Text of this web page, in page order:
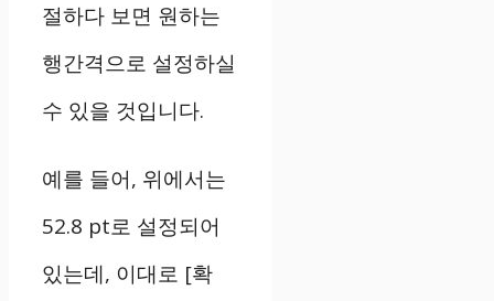
절하다 보면 원하는
행간격으로 설정하실
수 있을 것입니다.
예를 들어, 위에서는
52.8 pt로 설정되어
있는데, 이대로 [확